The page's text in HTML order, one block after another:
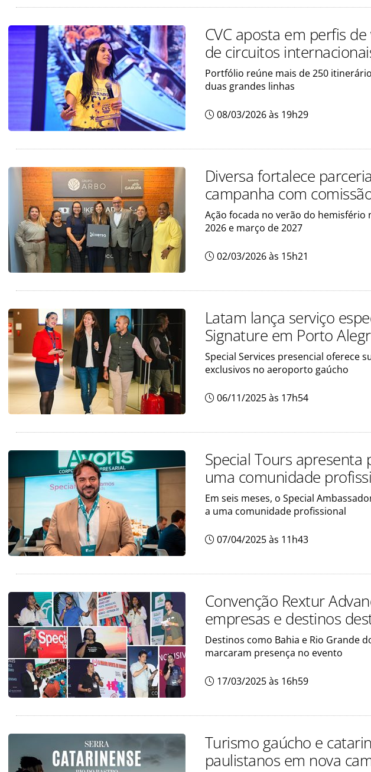
CVC aposta em perfis
de circuitos
Portfólio reúne mais de 250
duas grandes linhas
08/03/2026 às 19h29
Diversa fortalece
campanha com
Ação focada no verão do
2026 e março de 2027
02/03/2026 às 15h21
Latam lança serviço
Signature em Porto
Special Services presencial oferece
exclusivos no aeroporto gaúcho
06/11/2025 às 17h54
Special Tours
uma comunidade
Em seis meses, o Special
a uma comunidade profissional
07/04/2025 às 11h43
Convenção Rextur
empresas e destinos
Destinos como Bahia e Rio Grande
marcaram presença no evento
17/03/2025 às 16h59
Turismo gaúcho e
paulistanos em nova